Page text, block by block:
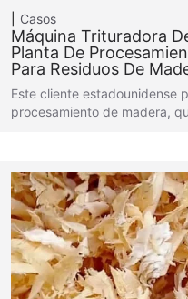
Casos
Máquina Trituradora
Planta De
Para Residuos De
Este cliente estadounidense
procesamiento de madera,